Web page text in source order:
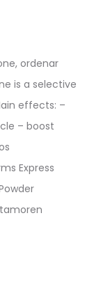
ordenar
is a selective
effects: –
– boost
Express